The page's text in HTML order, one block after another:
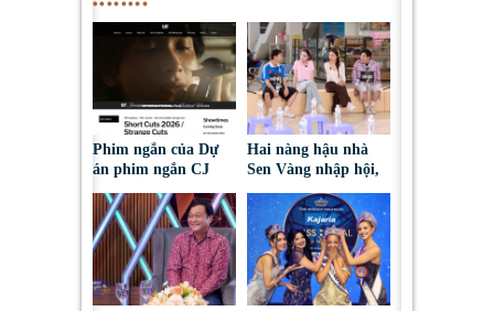
Phim ngắn của Dự
án phim ngắn CJ
tại LHP quốc tế
Toronto 2026
Hai nàng hậu nhà
Sen Vàng nhập hội,
chinh phục khán giả